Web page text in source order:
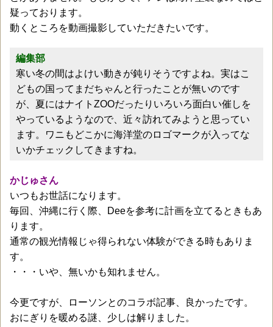
疑っております。
動くところを動画撮影していただきたいです。
編集部
寒い冬の間はよけい動きが鈍りそうですよね。実はこ
どもの国ってまだちゃんと行ったことが無いのです
が、夏にはナイトZOOだったりいろいろ面白い催しを
やっているようなので、近々訪れてみようと思ってい
ます。ワニもどこかに海洋堂のロゴマークが入ってな
いかチェックしてきますね。
かじゅさん
いつもお世話になります。
毎回、沖縄に行く際、Deeを参考に計画を立てるときもあ
ります。
通常の観光情報じゃ得られない体験ができる時もありま
す。
・・・いや、無いかも知れません。
今更ですが、ローソンとのコラボ記事、良かったです。
おにぎりを暖める謎、少しは解りました。